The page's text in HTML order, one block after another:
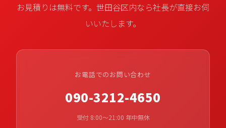
お見積りは無料です。世田谷区内なら社長が直接お伺
いいたします。
お電話でのお問い合わせ
090-3212-4650
受付 8:00〜21:00 年中無休